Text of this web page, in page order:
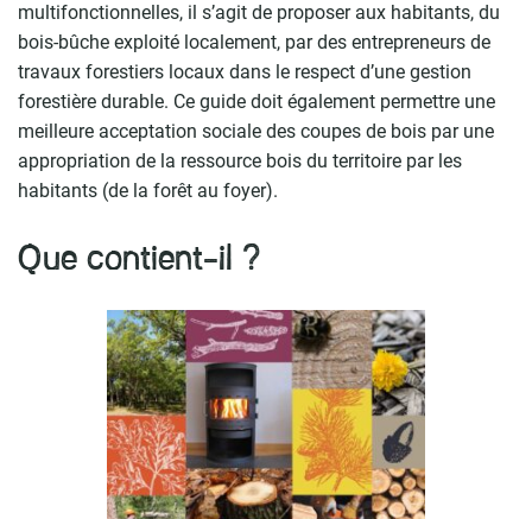
multifonctionnelles, il s’agit de proposer aux habitants, du
bois-bûche exploité localement, par des entrepreneurs de
travaux forestiers locaux dans le respect d’une gestion
forestière durable. Ce guide doit également permettre une
meilleure acceptation sociale des coupes de bois par une
appropriation de la ressource bois du territoire par les
habitants (de la forêt au foyer).
Que contient-il ?